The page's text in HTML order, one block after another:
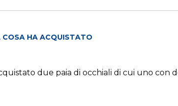
COSA HA ACQUISTATO
due paia di occhiali di cui uno con